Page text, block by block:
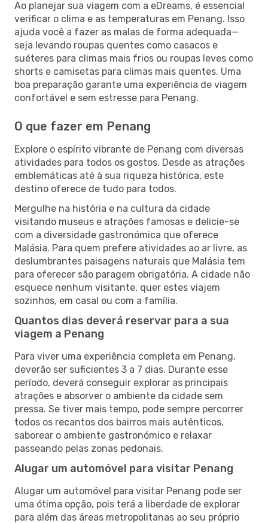
Ao planejar sua viagem com a eDreams, é essencial
verificar o clima e as temperaturas em Penang. Isso
ajuda você a fazer as malas de forma adequada—
seja levando roupas quentes como casacos e
suéteres para climas mais frios ou roupas leves como
shorts e camisetas para climas mais quentes. Uma
boa preparação garante uma experiência de viagem
confortável e sem estresse para Penang.
O que fazer em Penang
Explore o espírito vibrante de Penang com diversas
atividades para todos os gostos. Desde as atrações
emblemáticas até à sua riqueza histórica, este
destino oferece de tudo para todos.
Mergulhe na história e na cultura da cidade
visitando museus e atrações famosas e delicie-se
com a diversidade gastronómica que oferece
Malásia. Para quem prefere atividades ao ar livre, as
deslumbrantes paisagens naturais que Malásia tem
para oferecer são paragem obrigatória. A cidade não
esquece nenhum visitante, quer estes viajem
sozinhos, em casal ou com a família.
Quantos dias deverá reservar para a sua
viagem a Penang
Para viver uma experiência completa em Penang,
deverão ser suficientes 3 a 7 dias. Durante esse
período, deverá conseguir explorar as principais
atrações e absorver o ambiente da cidade sem
pressa. Se tiver mais tempo, pode sempre percorrer
todos os recantos dos bairros mais autênticos,
saborear o ambiente gastronómico e relaxar
passeando pelas zonas pedonais.
Alugar um automóvel para visitar Penang
Alugar um automóvel para visitar Penang pode ser
uma ótima opção, pois terá a liberdade de explorar
para além das áreas metropolitanas ao seu próprio